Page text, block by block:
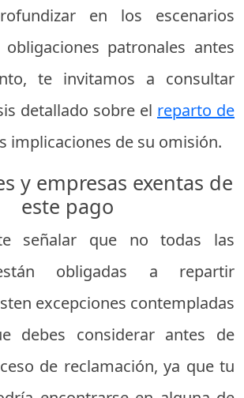
en los escenarios
patronales antes
te invitamos a consultar
detallado sobre el reparto de
implicaciones de su omisión.
y empresas exentas de
este pago
señalar que no todas las
obligadas a repartir
excepciones contempladas
debes considerar antes de
de reclamación, ya que tu